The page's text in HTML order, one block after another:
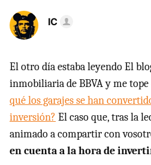
IC
El otro día estaba leyendo El
inmobiliaria de BBVA y me
qué los garajes se han
inversión? El caso que, tras la
animado a compartir con
en cuenta a la hora de